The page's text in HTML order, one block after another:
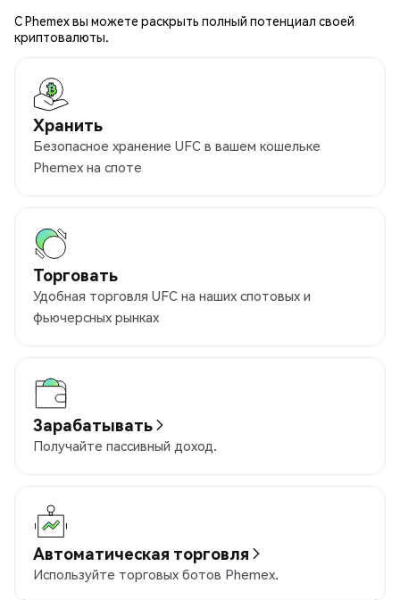
С Phemex вы можете раскрыть полный потенциал своей
криптовалюты.
Хранить
Безопасное хранение UFC в вашем кошельке
Phemex на споте
Торговать
Удобная торговля UFC на наших спотовых и
фьючерсных рынках
Зарабатывать
Получайте пассивный доход.
Автоматическая торговля
Используйте торговых ботов Phemex.